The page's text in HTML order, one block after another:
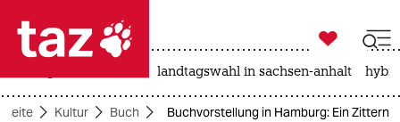
 taz zahl ich
taz zahl ich

taz zahl ich
landtagswahl in sachsen-anhalt
Kultur Buch Buchvorstellung in Hamburg: Ein Zittern